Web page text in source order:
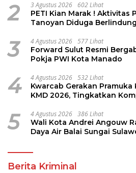
2 3 Agustus 2026 602 Lihat
PETI Kian Marak ! Aktivitas
Tanoyan Diduga
3 4 Agustus 2026 577 Lihat
Forward Sulut Resmi
Pokja PWI Kota Manado
4 4 Agustus 2026 532 Lihat
Kwarcab Gerakan
KMD 2026, Tingkatkan
5 4 Agustus 2026 386 Lihat
Wali Kota Andrei Angouw
Daya Air Balai Sungai
Berita Kriminal